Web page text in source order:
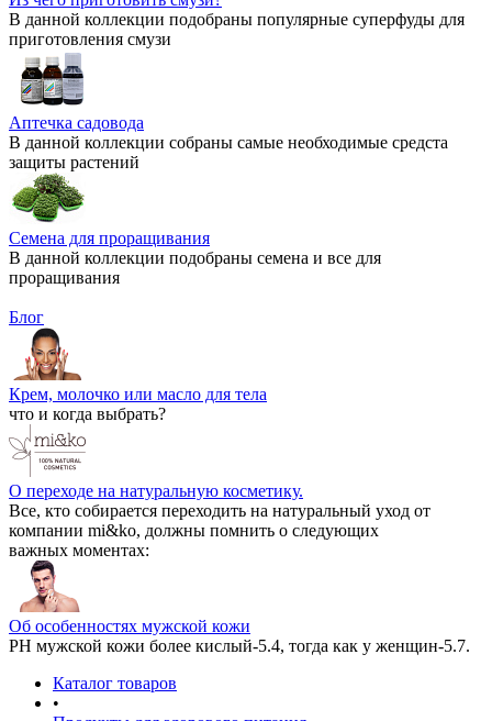
В данной коллекции подобраны популярные суперфуды для
приготовления смузи
Аптечка садовода
В данной коллекции собраны самые необходимые средста
защиты растений
Семена для проращивания
В данной коллекции подобраны семена и все для
проращивания
Блог
Крем, молочко или масло для тела
что и когда выбрать?
О переходе на натуральную косметику.
Все, кто собирается переходить на натуральный уход от
компании mi&ko, должны помнить о следующих
важных моментах:
Об особенностях мужской кожи
РН мужской кожи более кислый-5.4, тогда как у женщин-5.7.
Каталог товаров
•